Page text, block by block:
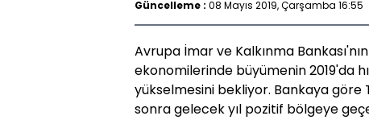
Güncelleme : 08 Mayıs 2019, Çarşamba 16:55
Avrupa İmar ve Kalkınma
ekonomilerinde büyümenin 2019'da
yükselmesini bekliyor. Bankaya göre
sonra gelecek yıl pozitif bölgeye